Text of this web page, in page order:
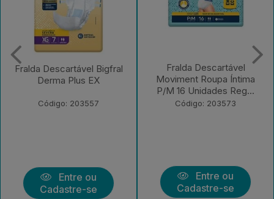
Fralda Descartável
Moviment Roupa Íntima
Código: 203573
Entre ou
Cadastre-se
Fralda Descartável Bigfral
Clássica Regular EX 7
Unidades
Código: 203570
Entre ou
Cadastre-se